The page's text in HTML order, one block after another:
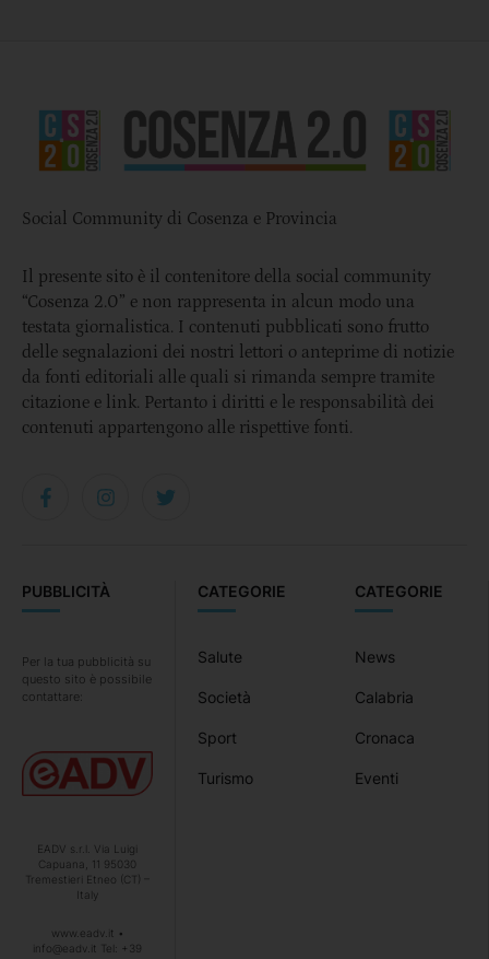
CATEGORIE
News
Calabria
Cronaca
Eventi
CATEGORIE
Salute
Società
Sport
Turismo
PUBBLICITÀ
Per la tua pubblicità su
questo sito è possibile
contattare:
EADV s.r.l. Via Luigi
Capuana, 11 95030
Tremestieri Etneo (CT) –
Italy
www.eadv.it •
info@eadv.it Tel: +39
Social Community di Cosenza e Provincia
Il presente sito è il contenitore della social community
“Cosenza 2.0” e non rappresenta in alcun modo una
testata giornalistica. I contenuti pubblicati sono frutto
delle segnalazioni dei nostri lettori o anteprime di notizie
da fonti editoriali alle quali si rimanda sempre tramite
citazione e link. Pertanto i diritti e le responsabilità dei
contenuti appartengono alle rispettive fonti.